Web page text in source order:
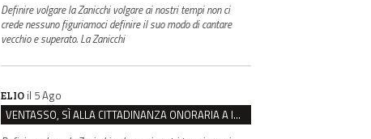
Definire volgare la Zanicchi volgare ai nostri tempi non ci
crede nessuno figuriamoci definire il suo modo di cantare
vecchio e superato. La Zanicchi
ELIO il 5 Ago
VENTASSO, SÌ ALLA CITTADINANZA ONORARIA A IVA ZANICCHI. MA BARGIACCHI: “È DI PESSIMO GUSTO”